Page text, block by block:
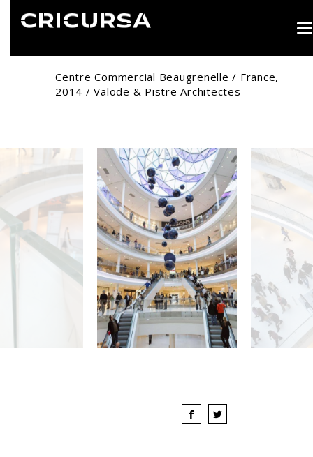
Centre Commercial Beaugrenelle / France,
2014 / Valode & Pistre Architectes